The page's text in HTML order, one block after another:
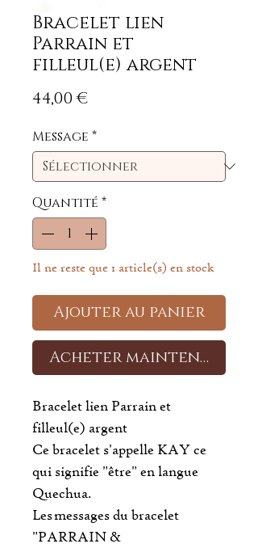
Bracelet lien
Parrain et
filleul(e) argent
44,00 €Prix
Message *
Quantité *
Il ne reste que 1 article(s) en stock
Ajouter au panier
Acheter maintenant
Bracelet lien Parrain et
filleul(e) argent
Ce bracelet s'appelle KAY ce
qui signifie "être" en langue
Quechua.
Les messages du bracelet
"PARRAIN &